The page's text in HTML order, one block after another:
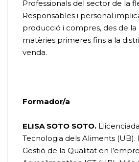
Professionals del sector de la
Responsables i personal
producció i compres, des de
matèries primeres fins a la
venda.
Formador/a
ELISA SOTO SOTO.
Tecnologia dels Aliments (UB).
Gestió de la Qualitat en